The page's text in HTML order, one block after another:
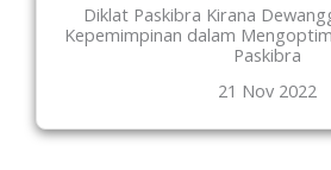
Diklat Paskibra Kirana
Kepemimpinan dalam
Paskibra
21 Nov 2022